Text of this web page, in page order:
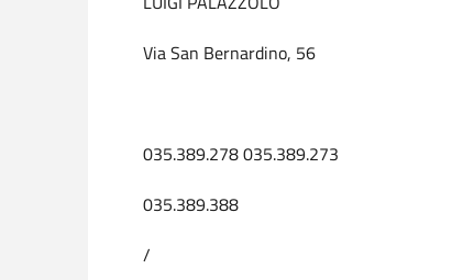
Via San Bernardino, 56
035.389.278 035.389.273
035.389.388
/